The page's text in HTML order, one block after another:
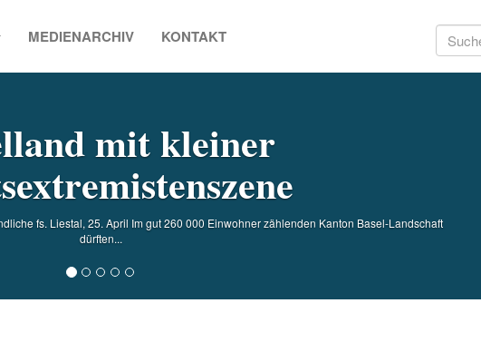
MEDIENARCHIV KONTAKT Suchen
mit kleiner
fs. Liestal, 25. April Im gut 260 000 Einwohner zählenden Kanton Basel-Landschaft
dürften...